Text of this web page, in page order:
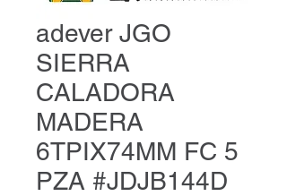
adever JGO
SIERRA
CALADORA
MADERA
6TPIX74MM FC 5
PZA #JDJB144D